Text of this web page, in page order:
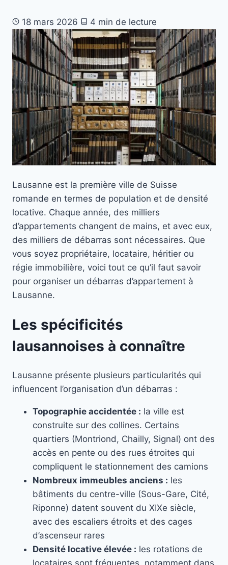
18 mars 2026 4 min de lecture
Lausanne est la première ville de Suisse
romande en termes de population et de densité
locative. Chaque année, des milliers
d’appartements changent de mains, et avec eux,
des milliers de débarras sont nécessaires. Que
vous soyez propriétaire, locataire, héritier ou
régie immobilière, voici tout ce qu’il faut savoir
pour organiser un débarras d’appartement à
Lausanne.
Les spécificités
lausannoises à connaître
Lausanne présente plusieurs particularités qui
influencent l’organisation d’un débarras :
Topographie accidentée : la ville est
construite sur des collines. Certains
quartiers (Montriond, Chailly, Signal) ont des
accès en pente ou des rues étroites qui
compliquent le stationnement des camions
Nombreux immeubles anciens : les
bâtiments du centre-ville (Sous-Gare, Cité,
Riponne) datent souvent du XIXe siècle,
avec des escaliers étroits et des cages
d’ascenseur rares
Densité locative élevée : les rotations de